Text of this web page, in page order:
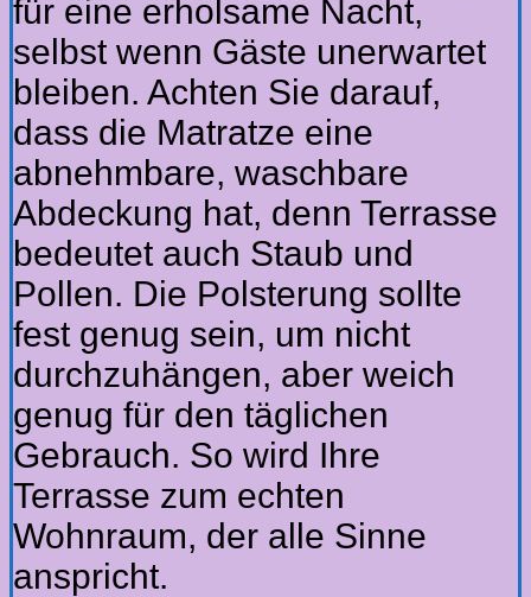
für eine erholsame Nacht,
selbst wenn Gäste unerwartet
bleiben. Achten Sie darauf,
dass die Matratze eine
abnehmbare, waschbare
Abdeckung hat, denn Terrasse
bedeutet auch Staub und
Pollen. Die Polsterung sollte
fest genug sein, um nicht
durchzuhängen, aber weich
genug für den täglichen
Gebrauch. So wird Ihre
Terrasse zum echten
Wohnraum, der alle Sinne
anspricht.